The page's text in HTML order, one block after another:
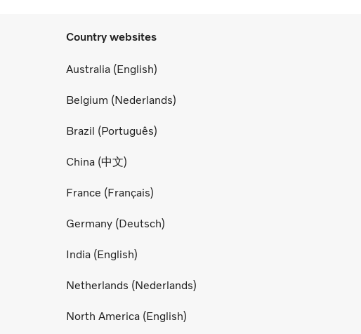
Country websites
Australia (English)
Belgium (Nederlands)
Brazil (Português)
China (中文)
France (Français)
Germany (Deutsch)
India (English)
Netherlands (Nederlands)
North America (English)